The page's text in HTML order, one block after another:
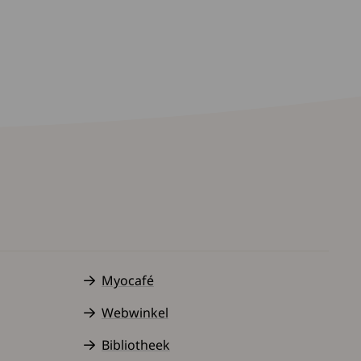
Myocafé
Webwinkel
Bibliotheek